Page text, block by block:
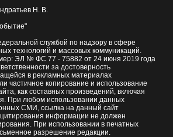
Н. В.
службой по надзору в сфере
технологий и массовых коммуникаций.
ЭЛ № ФС 77 - 75882 от 24 июня 2019 года
за достоверность
в рекламных материалах
частичное копирование и использование
как составных произведений, включая
При любом использовании данных
СМИ, ссылка на данный сайт
информации не должен
При использовании в печатных
разрешение редакции.